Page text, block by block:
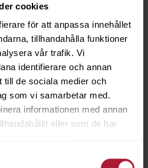
cookies
för att anpassa innehållet
tillhandahålla funktioner
vår trafik. Vi
identifierare och annan
till de sociala medier och
som vi samarbetar med.
informationen med annan
eller som de har